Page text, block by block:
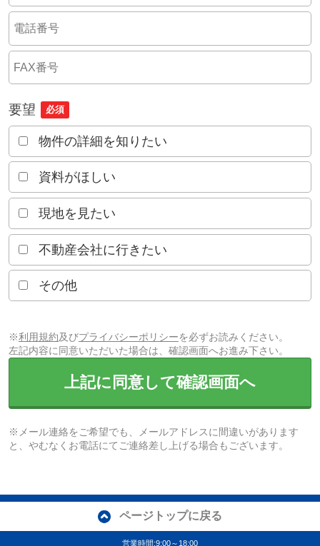
要望 必須
物件の詳細を知りたい
資料がほしい
現地を見たい
不動産会社に行きたい
その他
※利用規約及びプライバシーポリシーを必ずお読みください。
左記内容に同意いただいた場合は、確認画面へお進み下さい。
上記に同意して確認画面へ
※メール連絡をご希望でも、メールアドレスに間違いがあります
と、やむなくお電話にてご連絡差し上げる場合もございます。
ページトップに戻る
営業時間:9:00～18:00